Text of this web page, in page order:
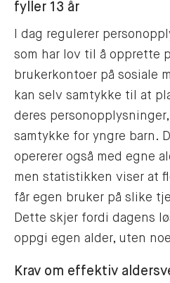
fyller 13 år
I dag regulerer
som har lov til å opprette
brukerkontoer på sosiale
kan selv samtykke til at
deres
samtykke for yngre barn.
opererer også med egne
men statistikken viser at
får egen bruker på slike
Dette skjer fordi dagens
oppgi egen alder, uten
Krav om effektiv